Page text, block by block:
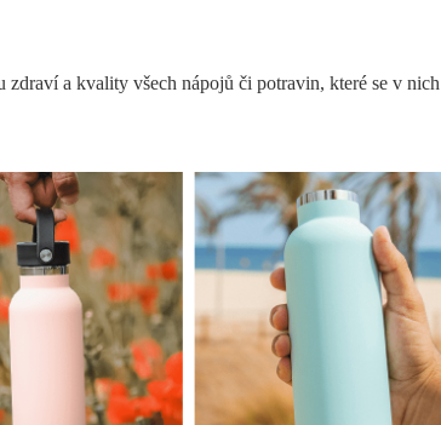
a kvality všech nápojů či potravin, které se v nich